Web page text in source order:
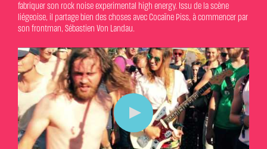
fabriquer son rock noise experimental high energy. Issu de la scène
liégeoise, il partage bien des choses avec Cocaïne Piss, à commencer par
son frontman, Sébastien Von Landau.